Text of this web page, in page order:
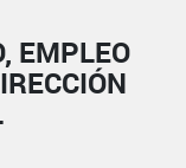
EMPLEO